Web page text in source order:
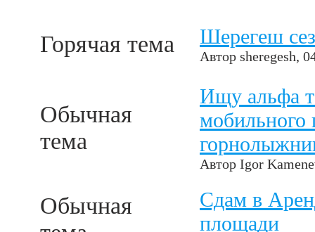
Горячая тема Шерегеш
Автор sheregesh,
Обычная
тема
Ищу альфа
мобильного
Автор Igor
Обычная
Сдам в
площади